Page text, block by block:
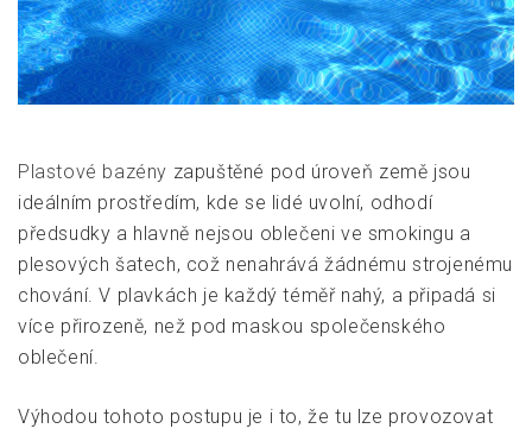
Plastové bazény zapuštěné pod úroveň země jsou
ideálním prostředím, kde se lidé uvolní, odhodí
předsudky a hlavně nejsou oblečeni ve smokingu a
plesových šatech, což nenahrává žádnému strojenému
chování. V plavkách je každý téměř nahý, a připadá si
více přirozeně, než pod maskou společenského
oblečení.
Výhodou tohoto postupu je i to, že tu lze provozovat